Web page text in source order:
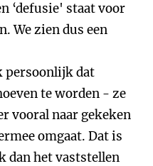
‘defusie' staat voor
We zien dus een
persoonlijk dat
te worden - ze
vooral naar gekeken
omgaat. Dat is
dan het vaststellen